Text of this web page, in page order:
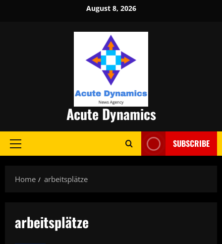
August 8, 2026
Acute Dynamics
Primary
SUBSCRIBE
Home arbeitsplätze
arbeitsplätze